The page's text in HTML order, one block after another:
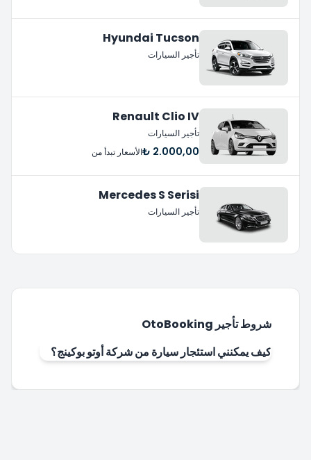
Hyundai Tucson
تأجير السيارات
Renault Clio IV
تأجير السيارات
2.000,00 ₺ الأسعار تبدأ من
Mercedes S Serisi
تأجير السيارات
شروط تأجير OtoBooking
كيف يمكنني استئجار سيارة من شركة أوتو بوكينج؟